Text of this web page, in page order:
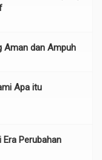
Aman dan Ampuh
Apa itu
Perubahan